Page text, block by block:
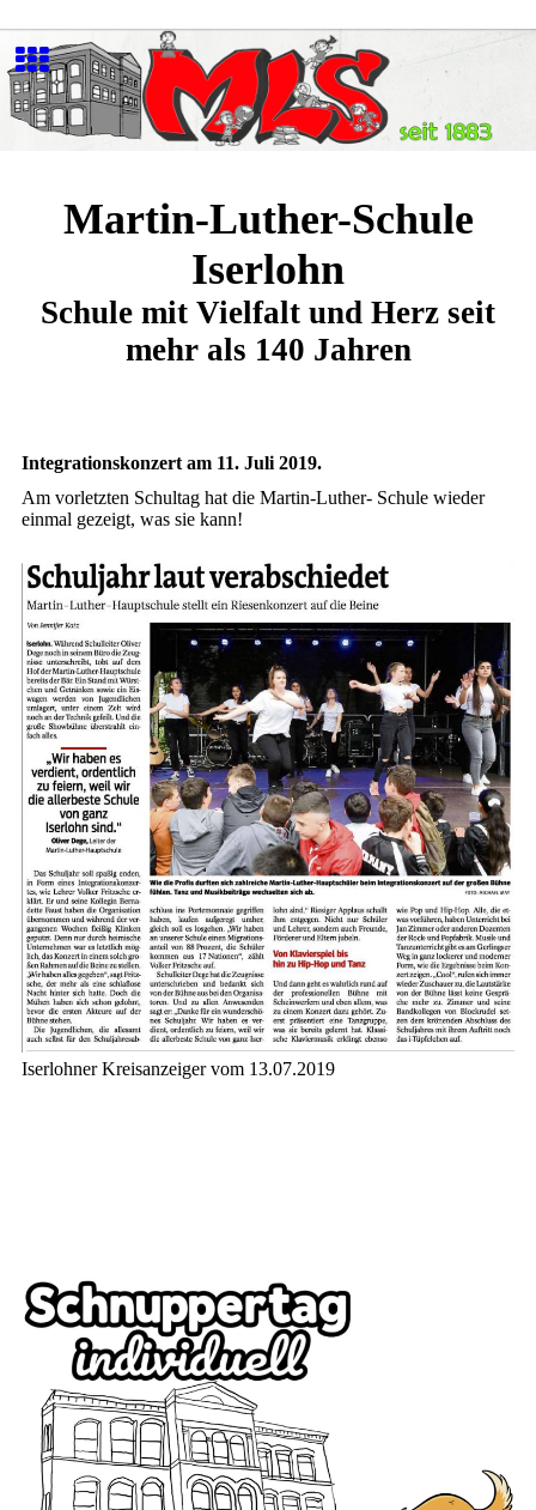
Martin-Luther-Schule
Iserlohn
Schule mit Vielfalt und Herz seit
mehr als 140 Jahren
Integrationskonzert am 11. Juli 2019.
Am vorletzten Schultag hat die Martin-Luther- Schule wieder
einmal gezeigt, was sie kann!
Iserlohner Kreisanzeiger vom 13.07.2019